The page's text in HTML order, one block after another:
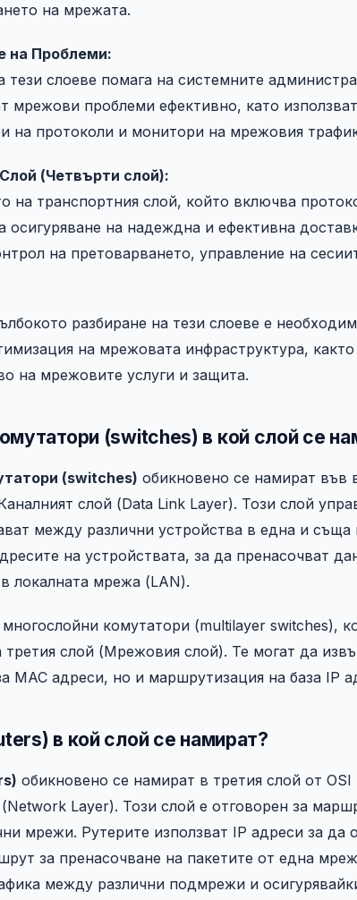
на мрежата.
на Проблеми:
тези слоеве помага на системните
мрежови проблеми ефективно, като
на протоколи и монитори на мрежовия
(Четвърти слой):
на транспортния слой, който включва
осигуряване на надеждна и ефективна
на претоварването, управление на
разбиране на тези слоеве е
на мрежовата инфраструктура, както
на мрежовите услуги и защита.
(switches) в кой слой се
(switches) обикновено се намират във
слой (Data Link Layer). Този слой
между различни устройства в една и
на устройствата, за да пренасочват
локалната мрежа (LAN).
комутатори (multilayer switches),
третия слой (Мрежовия слой). Те могат да
MAC адреси, но и маршрутизация на база IP
в кой слой се намират?
обикновено се намират в третия слой от
Layer). Този слой е отговорен за
мрежи. Рутерите използват IP адреси за да
за пренасочване на пакетите от една
между различни подмрежи и